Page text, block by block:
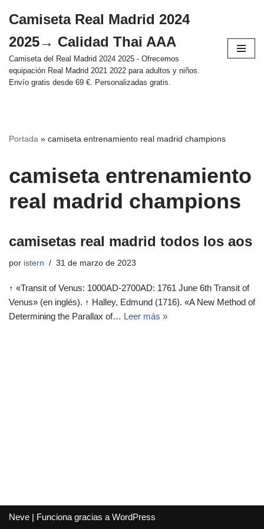
al
contenido
Camiseta Real Madrid 2024
2025→ Calidad Thai AAA
Camiseta del Real Madrid 2024 2025 - Ofrecemos
equipación Real Madrid 2021 2022 para adultos y niños.
Envío gratis desde 69 €. Personalizadas gratis.
Portada » camiseta entrenamiento real madrid champions
camiseta entrenamiento
real madrid champions
camisetas real madrid todos los aos
por istern 31 de marzo de 2023
↑ «Transit of Venus: 1000AD-2700AD: 1761 June 6th Transit of
Venus» (en inglés). ↑ Halley, Edmund (1716). «A New Method of
Determining the Parallax of… Leer más »
Neve | Funciona gracias a WordPress